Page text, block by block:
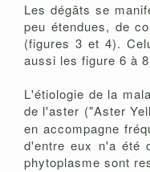
Les dégâts se
peu étendues, de
(figures 3 et 4).
aussi les figure 6 à
L'étiologie de la
de l'aster ("Aster
en accompagne
d'entre eux n'a été
phytoplasme sont